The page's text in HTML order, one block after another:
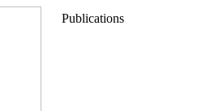
Publications